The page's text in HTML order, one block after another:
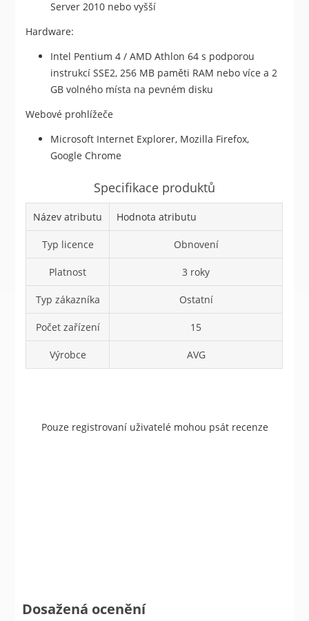
Server 2010 nebo vyšší
Hardware:
Intel Pentium 4 / AMD Athlon 64 s podporou
instrukcí SSE2, 256 MB paměti RAM nebo více a 2
GB volného místa na pevném disku
Webové prohlížeče
Microsoft Internet Explorer, Mozilla Firefox,
Google Chrome
Specifikace produktů
Název atributu Hodnota atributu
Typ licence Obnovení
Platnost 3 roky
Typ zákazníka Ostatní
Počet zařízení 15
Výrobce AVG
Pouze registrovaní uživatelé mohou psát recenze
Dosažená ocenění